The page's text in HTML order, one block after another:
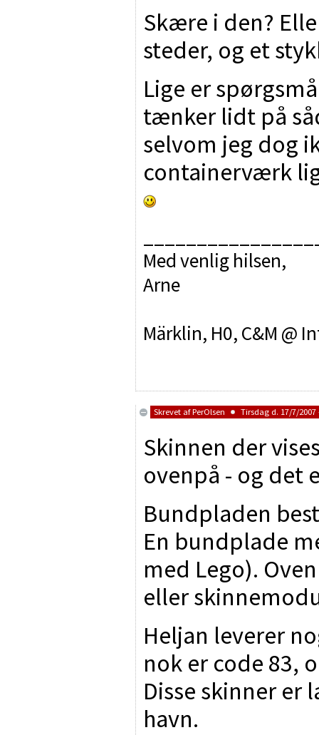
Skære i den?
steder, og et
Lige er
tænker lidt på
selvom jeg dog
containerværk
Med venlig hilsen,
Arne
Märklin, H0, C&M @
Skrevet afPerOlsen Tirsdag d. 17/7/2007
Skinnen der
ovenpå - og det
Bundpladen
En bundplade
med Lego).
eller
Heljan leverer
nok er code 83,
Disse skinner er
havn.